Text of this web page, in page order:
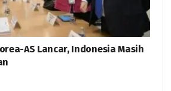
AS Lancar, Indonesia Masih